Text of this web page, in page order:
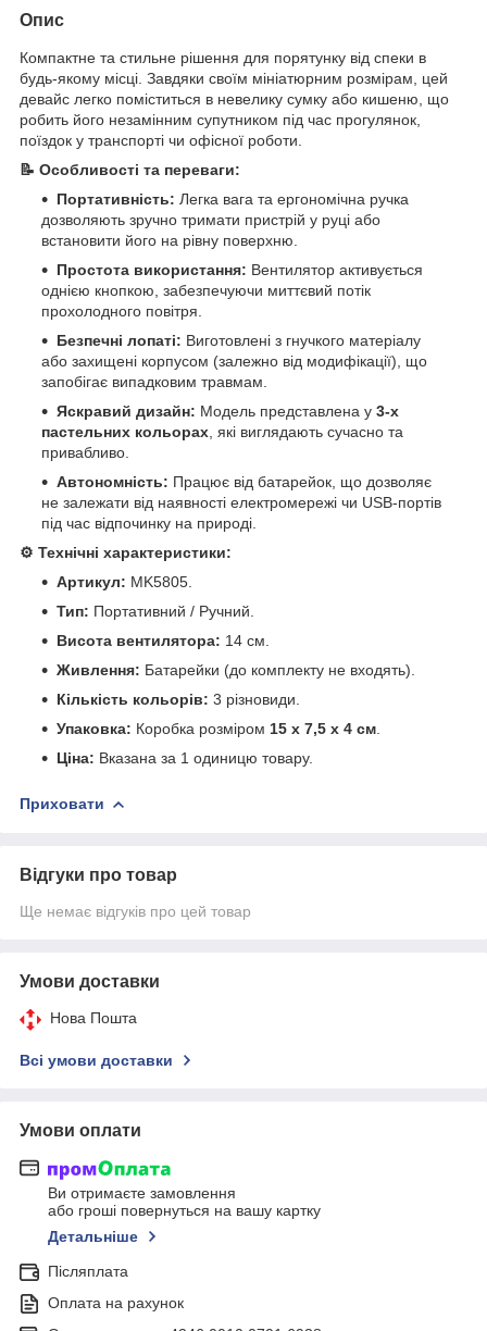
Опис
Компактне та стильне рішення для порятунку від спеки в
будь-якому місці. Завдяки своїм мініатюрним розмірам, цей
девайс легко поміститься в невелику сумку або кишеню, що
робить його незамінним супутником під час прогулянок,
поїздок у транспорті чи офісної роботи.
📝 Особливості та переваги:
Портативність: Легка вага та ергономічна ручка
дозволяють зручно тримати пристрій у руці або
встановити його на рівну поверхню.
Простота використання: Вентилятор активується
однією кнопкою, забезпечуючи миттєвий потік
прохолодного повітря.
Безпечні лопаті: Виготовлені з гнучкого матеріалу
або захищені корпусом (залежно від модифікації), що
запобігає випадковим травмам.
Яскравий дизайн: Модель представлена у 3-х
пастельних кольорах , які виглядають сучасно та
привабливо.
Автономність: Працює від батарейок, що дозволяє
не залежати від наявності електромережі чи USB-портів
під час відпочинку на природі.
⚙️ Технічні характеристики:
Артикул: MK5805.
Тип: Портативний / Ручний.
Висота вентилятора: 14 см.
Живлення: Батарейки (до комплекту не входять).
Кількість кольорів: 3 різновиди.
Упаковка: Коробка розміром 15 х 7,5 х 4 см
Ціна: Вказана за 1 одиницю товару.
Приховати
Відгуки про товар
Ще немає відгуків про цей товар
Умови доставки
Нова Пошта
Всі умови доставки
Умови оплати
Ви отримаєте замовлення
або гроші повернуться на вашу картку
Детальніше
Післяплата
Оплата на рахунок